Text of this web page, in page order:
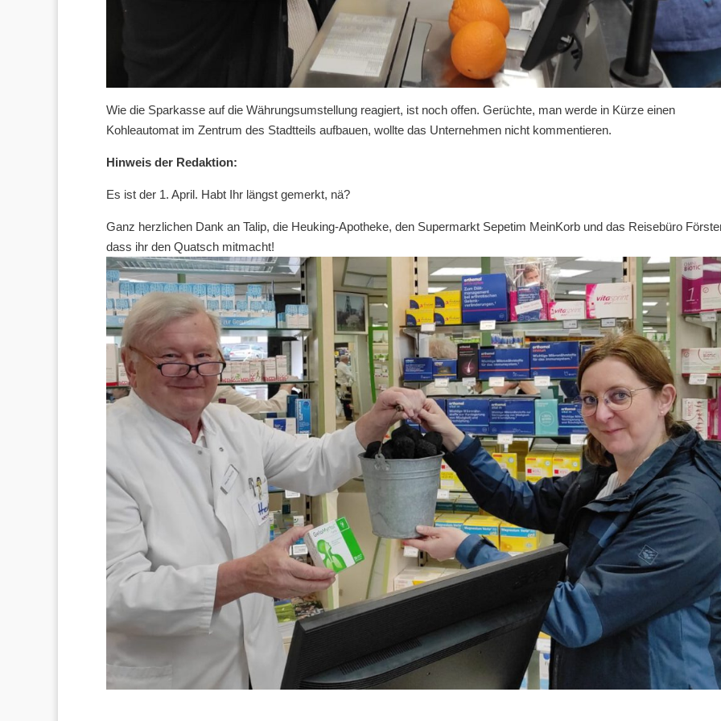
Wie die Sparkasse auf die Währungsumstellung reagiert, ist noch offen. Gerüchte, man werde in Kürze einen
Kohleautomat im Zentrum des Stadtteils aufbauen, wollte das Unternehmen nicht kommentieren.
Hinweis der Redaktion:
Es ist der 1. April. Habt Ihr längst gemerkt, nä?
Ganz herzlichen Dank an Talip, die Heuking-Apotheke, den Supermarkt Sepetim MeinKorb und das Reisebüro
dass ihr den Quatsch mitmacht!